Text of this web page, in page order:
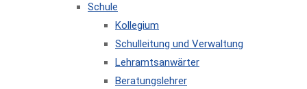
Schule
Kollegium
Schulleitung und Verwaltung
Lehramtsanwärter
Beratungslehrer